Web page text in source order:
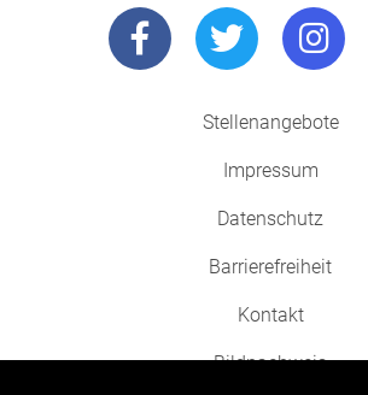
Stellenangebote
Impressum
Datenschutz
Barrierefreiheit
Kontakt
Bildnachweis